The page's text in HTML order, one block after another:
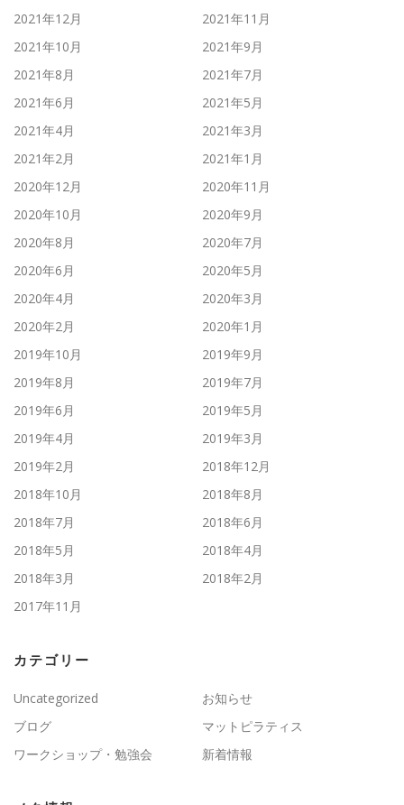
2021年12月
2021年11月
2021年10月
2021年9月
2021年8月
2021年7月
2021年6月
2021年5月
2021年4月
2021年3月
2021年2月
2021年1月
2020年12月
2020年11月
2020年10月
2020年9月
2020年8月
2020年7月
2020年6月
2020年5月
2020年4月
2020年3月
2020年2月
2020年1月
2019年10月
2019年9月
2019年8月
2019年7月
2019年6月
2019年5月
2019年4月
2019年3月
2019年2月
2018年12月
2018年10月
2018年8月
2018年7月
2018年6月
2018年5月
2018年4月
2018年3月
2018年2月
2017年11月
カテゴリー
Uncategorized
お知らせ
ブログ
マットピラティス
ワークショップ・勉強会
新着情報